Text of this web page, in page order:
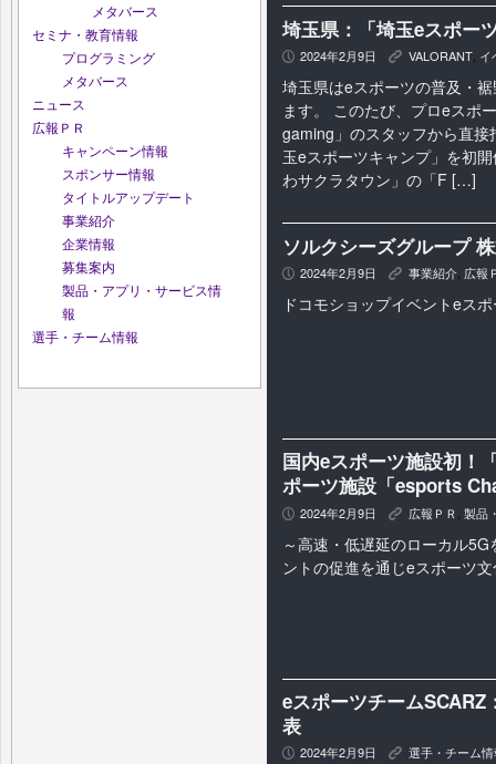
メタバース
セミナ・教育情報
プログラミング
メタバース
ニュース
広報ＰＲ
キャンペーン情報
スポンサー情報
タイトルアップデート
事業紹介
企業情報
募集案内
製品・アプリ・サービス情
報
選手・チーム情報
埼玉県：「埼玉eスポー
P 2024年2月9日 K VALORANT イ
埼玉県はeスポーツの普及・
ます。 このたび、プロeスポ
gaming」のスタッフから直
玉eスポーツキャンプ」を初
わサクラタウン」の「F […]
ソルクシーズグループ
P 2024年2月9日 K 事業紹介 広報
ドコモショップイベントeス
国内eスポーツ施設初！
ポーツ施設「esports
P 2024年2月9日 K 広報ＰＲ 製品
～高速・低遅延のローカル
ントの促進を通じeスポーツ
eスポーツチーム
表
P 2024年2月9日 K 選手・チーム